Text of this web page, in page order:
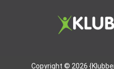
Copyright © 2026